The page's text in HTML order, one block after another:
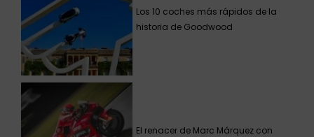
Los 10 coches más rápidos de la
historia de Goodwood
El renacer de Marc Márquez con